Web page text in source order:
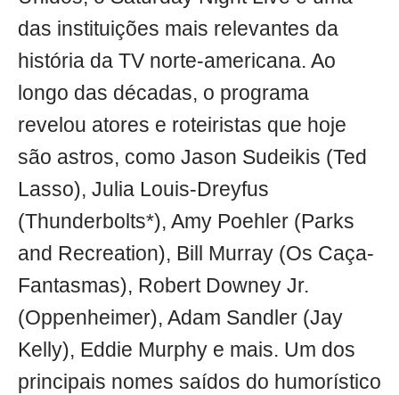
das instituições mais relevantes da
história da TV norte-americana. Ao
longo das décadas, o programa
revelou atores e roteiristas que hoje
são astros, como Jason Sudeikis (Ted
Lasso), Julia Louis-Dreyfus
(Thunderbolts*), Amy Poehler (Parks
and Recreation), Bill Murray (Os Caça-
Fantasmas), Robert Downey Jr.
(Oppenheimer), Adam Sandler (Jay
Kelly), Eddie Murphy e mais. Um dos
principais nomes saídos do humorístico